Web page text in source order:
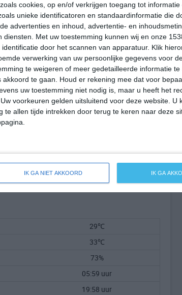
cookies, op en/of verkrijgen toegang tot
unieke identificatoren en standaardinformatie die
advertenties en inhoud, advertentie- en
diensten.
Met uw toestemming kunnen wij en onze
door het scannen van apparatuur. Klik
verwerking van uw persoonlijke gegevens voor
te weigeren of meer gedetailleerde informatie
te gaan.
Houd er rekening mee dat voor
uw toestemming niet nodig is, maar u heeft het
voorkeuren gelden uitsluitend voor deze website. U
te allen tijde intrekken door terug te keren naar deze
IK GA NIET AKKOORD IK GA
WNW 4 W 4 WNW 4
13:00
29℃
33℃
73%
05:59 uur
19:58 uur